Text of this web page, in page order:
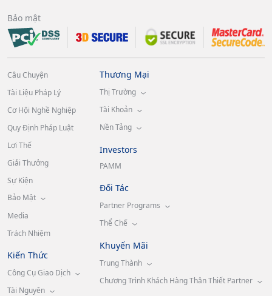
Bảo mật
Câu Chuyện
Tài Liệu Pháp Lý
Cơ Hội Nghề Nghiệp
Quy Định Pháp Luật
Lợi Thế
Giải Thưởng
Sự Kiện
Bảo Mật
Media
Trách Nhiệm
Kiến Thức
Công Cụ Giao Dịch
Tài Nguyên
Thương Mại
Thị Trường
Tài Khoản
Nền Tảng
Investors
PAMM
Đối Tác
Partner Programs
Thể Chế
Khuyến Mãi
Trung Thành
Chương Trình Khách Hàng Thân Thiết Partner